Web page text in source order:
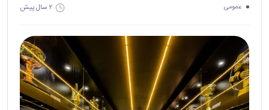
عمومی ۲ سال پیش